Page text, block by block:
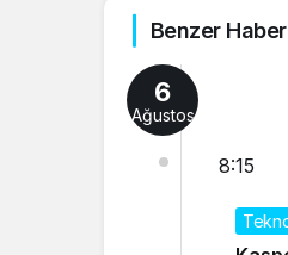
Benzer
6
Ağustos
8:15